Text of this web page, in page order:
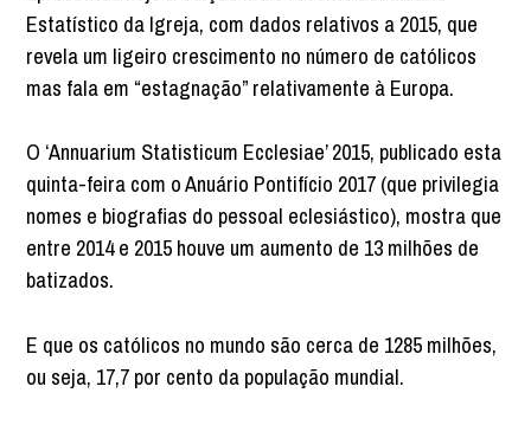
Estatístico da Igreja, com dados relativos a 2015, que
revela um ligeiro crescimento no número de católicos
mas fala em “estagnação” relativamente à Europa.
O ‘Annuarium Statisticum Ecclesiae’ 2015, publicado esta
quinta-feira com o Anuário Pontifício 2017 (que privilegia
nomes e biografias do pessoal eclesiástico), mostra que
entre 2014 e 2015 houve um aumento de 13 milhões de
batizados.
E que os católicos no mundo são cerca de 1285 milhões,
ou seja, 17,7 por cento da população mundial.